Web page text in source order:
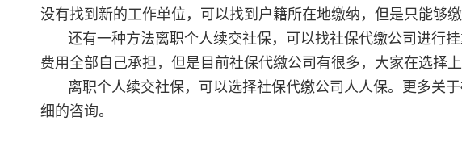
没有找到新的工作单位，可以找到户籍所在地缴纳，但是只能够缴
还有一种方法离职个人续交社保，可以找社保代缴公司进行
费用全部自己承担，但是目前社保代缴公司有很多，大家在选择
离职个人续交社保，可以选择社保代缴公司人人保。更多关于
细的咨询。